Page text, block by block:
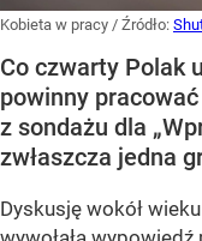
Kobieta w pracy / Źródło:
Co czwarty Polak
powinny
z sondażu dla
zwłaszcza jedna
Dyskusję wokół